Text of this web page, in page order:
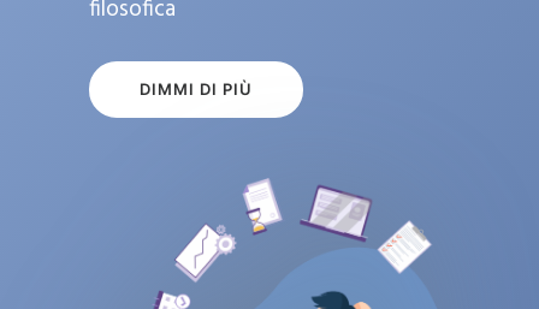
filosofica
DIMMI DI PIÙ